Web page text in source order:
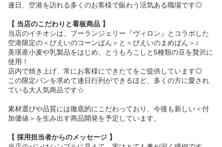
連日、空港を訪れる多くのお客様で賑わう活気ある職場です◎
【 当店のこだわりと看板商品 】
当店のイチオシは、ブーランジェリー『ヴィロン』とコラボした
空港限定の＜びえいのコーンぱん＞と＜びえいのまめぱん＞♪
美瑛産小麦や乳製品をはじめ、とうもろこしと5種類の豆を贅沢に
使用！
店内で焼き上げ、常にお客様にできたてをご提供しています◎
この限定パンを求めて連日行列ができるほど、多くの方に愛され
ている大人気商品です☆
素材選びや品質には徹底的にこだわっており、今後も新しい＜付
加価値＞を生み出す商品開発を予定しています。
【 採用担当者からのメッセージ 】